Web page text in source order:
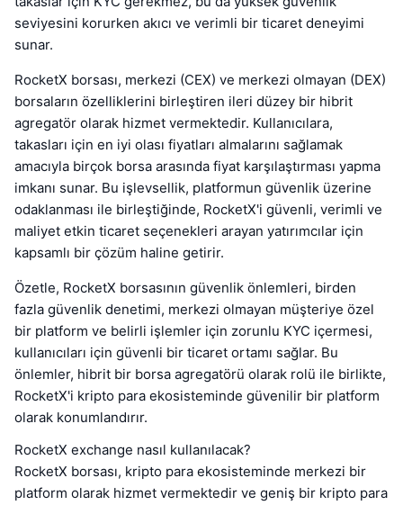
seviyesini korurken akıcı ve verimli bir ticaret deneyimi
sunar.
RocketX borsası, merkezi (CEX) ve merkezi olmayan (DEX)
borsaların özelliklerini birleştiren ileri düzey bir hibrit
agregatör olarak hizmet vermektedir. Kullanıcılara,
takasları için en iyi olası fiyatları almalarını sağlamak
amacıyla birçok borsa arasında fiyat karşılaştırması yapma
imkanı sunar. Bu işlevsellik, platformun güvenlik üzerine
odaklanması ile birleştiğinde, RocketX'i güvenli, verimli ve
maliyet etkin ticaret seçenekleri arayan yatırımcılar için
kapsamlı bir çözüm haline getirir.
Özetle, RocketX borsasının güvenlik önlemleri, birden
fazla güvenlik denetimi, merkezi olmayan müşteriye özel
bir platform ve belirli işlemler için zorunlu KYC içermesi,
kullanıcıları için güvenli bir ticaret ortamı sağlar. Bu
önlemler, hibrit bir borsa agregatörü olarak rolü ile birlikte,
RocketX'i kripto para ekosisteminde güvenilir bir platform
olarak konumlandırır.
RocketX exchange nasıl kullanılacak?
RocketX borsası, kripto para ekosisteminde merkezi bir
platform olarak hizmet vermektedir ve geniş bir kripto para